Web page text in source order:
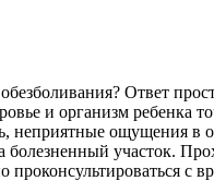
Ответ
и организм
ощущения в
участок.